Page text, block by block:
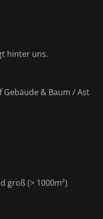
hinter uns.
Gebäude & Baum / Ast
groß (> 1000m²)